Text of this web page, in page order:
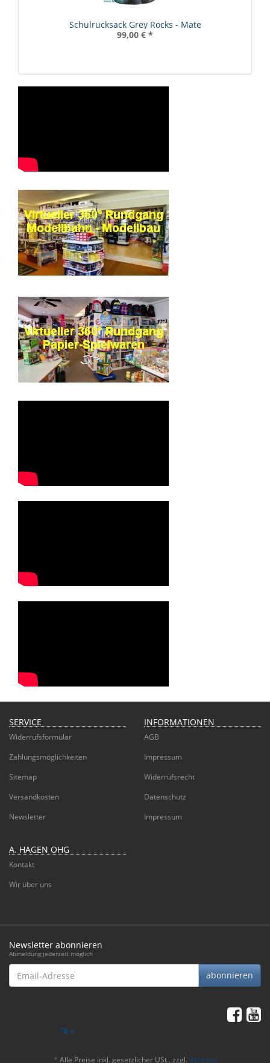
Schulrucksack Grey Rocks - Mate
99,00 € *
SERVICE
Widerrufsformular
Zahlungsmöglichkeiten
Sitemap
Versandkosten
Newsletter
INFORMATIONEN
AGB
Impressum
Widerrufsrecht
Datenschutz
Impressum
A. HAGEN OHG
Kontakt
Wir über uns
Newsletter abonnieren
Abmeldung jederzeit möglich
Email-
Adresse
abonnieren
* Alle Preise inkl. gesetzlicher USt., zzgl. Versand